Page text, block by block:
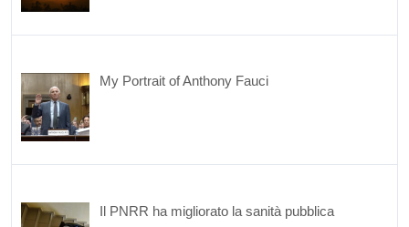
My Portrait of Anthony Fauci
Il PNRR ha migliorato la sanità pubblica